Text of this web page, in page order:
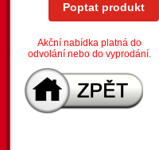
Poptat produkt
Akční nabídka platná do
odvolání nebo do vyprodání.